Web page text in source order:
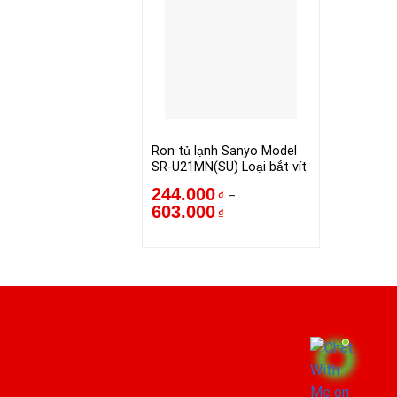
Ron tủ lạnh Sanyo Model
SR-U21MN(SU) Loại bắt vít
244.000 ₫ –
603.000 ₫